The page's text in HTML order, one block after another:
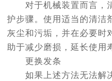
对于机械装置而言，
护步骤。使用适当的清洁
灰尘和污垢，并在必要时
助于减少磨损，延长使用
更换发条
如果上述方法无法解